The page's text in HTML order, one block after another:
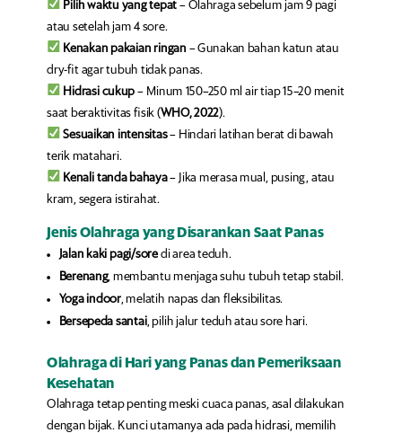
Pilih waktu yang tepat– Olahraga sebelum jam 9 pagi
atau setelah jam 4 sore.
Kenakan pakaian ringan – Gunakan bahan katun atau
dry-fit agar tubuh tidak panas.
Hidrasi cukup– Minum 150–250 ml air tiap 15–20 menit
saat beraktivitas fisik (WHO, 2022).
Sesuaikan intensitas– Hindari latihan berat di bawah
terik matahari.
Kenali tanda bahaya– Jika merasa mual, pusing, atau
kram, segera istirahat.
Jenis Olahraga yang Disarankan Saat Panas
Jalan kaki pagi/soredi area teduh.
Berenang, membantu menjaga suhu tubuh tetap stabil.
Yoga indoor, melatih napas dan fleksibilitas.
Bersepeda santai, pilih jalur teduh atau sore hari.
Olahraga di Hari yang Panas dan Pemeriksaan
Kesehatan
Olahraga tetap penting meski cuaca panas, asal dilakukan
dengan bijak. Kunci utamanya ada pada hidrasi, memilih